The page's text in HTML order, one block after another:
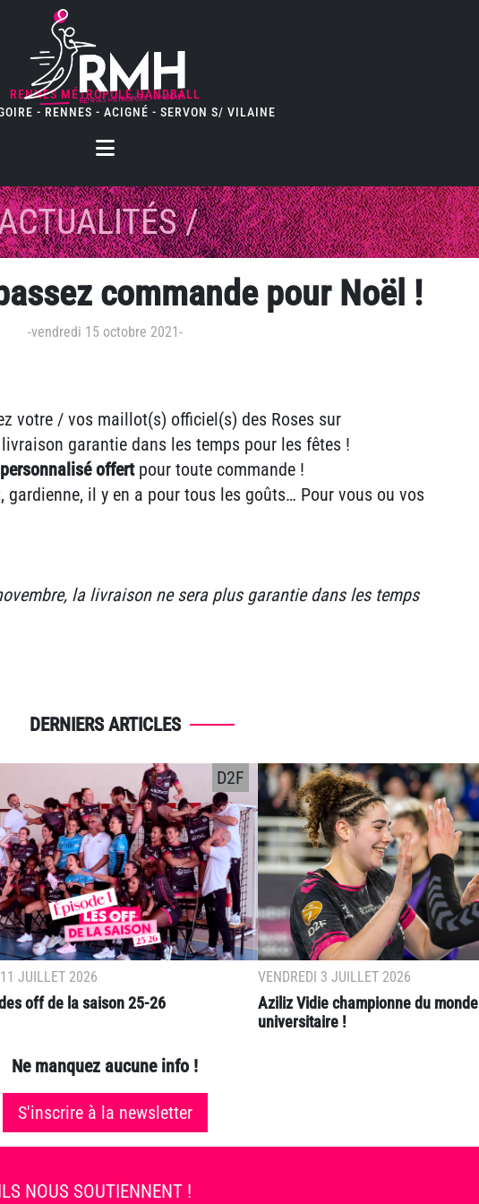
RENNES MÉTROPOLE HANDBALL
- RENNES - ACIGNÉ - SERVON S/ VILAINE
/
commande pour Noël !
-vendredi 15 octobre 2021 -
votre / vos maillot(s) officiel(s) des Roses sur
garantie dans les temps pour les fêtes !
offert pour toute commande !
gardienne, il y en a pour tous les goûts… Pour vous ou vos
la livraison ne sera plus garantie dans les temps
DERNIERS ARTICLES
JUILLET 2026
off de la saison 25-26
D2F
VENDREDI 3 JUILLET 2026
Aziliz Vidie championne du monde
universitaire !
Ne manquez aucune info !
S'inscrire à la newsletter
NOUS SOUTIENNENT !